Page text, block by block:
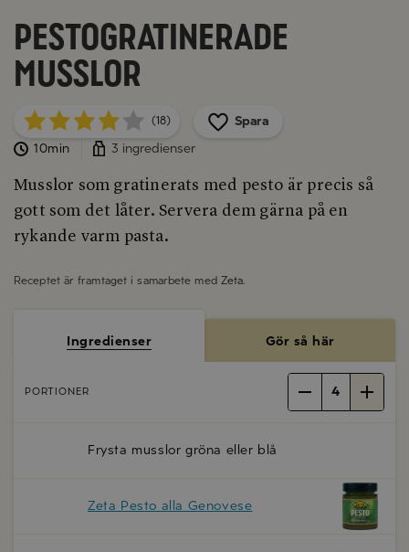
Pestogratinerade
musslor
(18)
Spara
10min
3 ingredienser
Musslor som gratinerats med pesto är precis så
gott som det låter. Servera dem gärna på en
rykande varm pasta.
Receptet är framtaget i samarbete med Zeta.
Ingredienser Gör så här
PORTIONER 4
Frysta musslor gröna eller blå
Zeta Pesto alla Genovese